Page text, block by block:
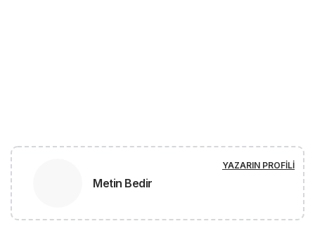
Metin Bedir
YAZARIN PROFILI